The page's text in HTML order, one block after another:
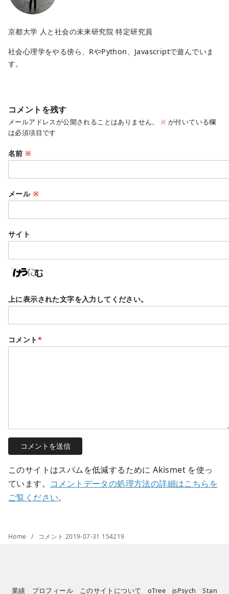
京都大学 人と社会の未来研究院 特定研究員
社会心理学をやる傍ら、RやPython、Javascriptで遊んでいま
す。
コメントを残す
メールアドレスが公開されることはありません。 ※ が付いている欄
は必須項目です
名前※
メール ※
サイト
上に表示された文字を入力してください。
コメント*
このサイトはスパムを低減するために Akismet を使っ
ています。 コメントデータの処理方法の詳細はこちらを
ご覧ください。
Home コメント 2019-07-31 154219
業績 プロフィール このサイトについて oTree jsPsych Stan